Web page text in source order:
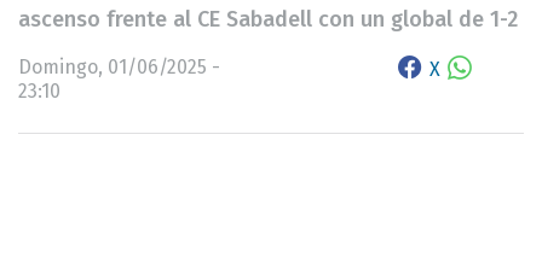
ascenso frente al CE Sabadell con un global de 1-2
Domingo, 01/06/2025 -
23:10
X